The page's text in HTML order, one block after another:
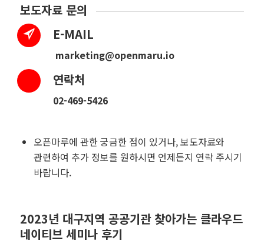
보도자료 문의
E-MAIL
marketing@openmaru.io
연락처
02-469-5426
오픈마루에 관한 궁금한 점이 있거나,보도자료와
관련하여 추가 정보를 원하시면 언제든지 연락 주시기
바랍니다.
2023년 대구지역 공공기관 찾아가는 클라우드
네이티브 세미나 후기